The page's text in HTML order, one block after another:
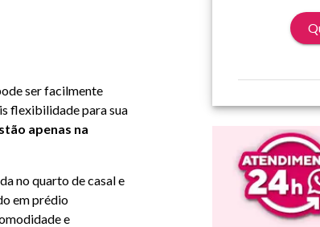
ser facilmente
flexibilidade para sua
apenas na
no quarto de casal e
em prédio
e